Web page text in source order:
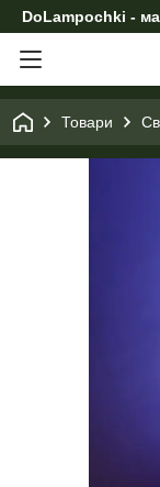
DoLampochki -
Товари